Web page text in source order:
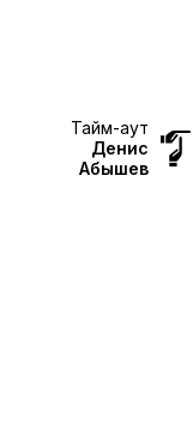
Тайм-аут
Денис
Абышев